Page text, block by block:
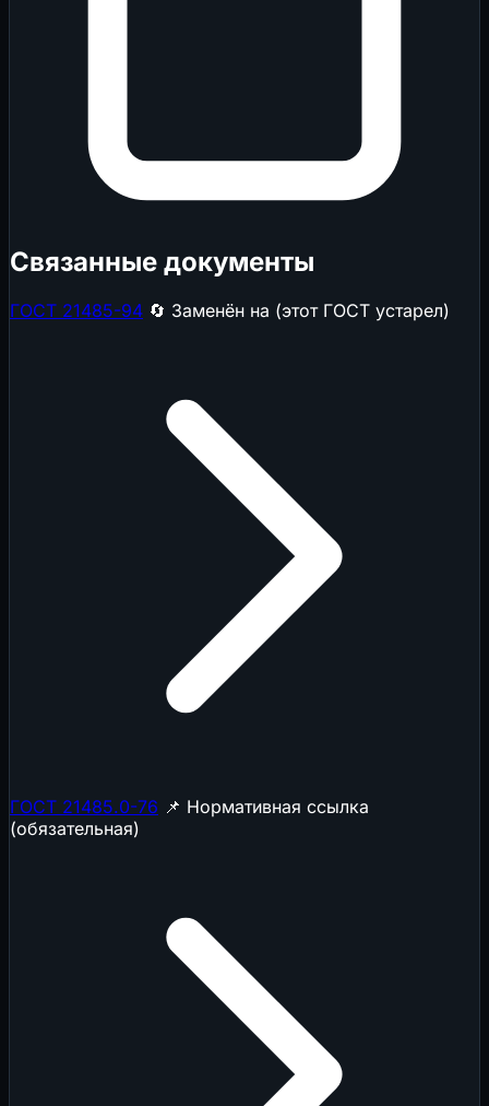
Связанные документы
ГОСТ 21485-94 🔄 Заменён на (этот ГОСТ устарел)
ГОСТ 21485.0-76 📌 Нормативная ссылка
(обязательная)